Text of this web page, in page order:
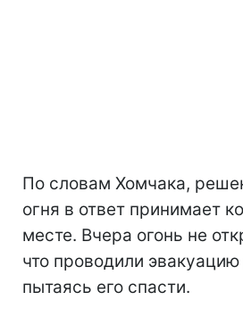
По словам Хомчака,
огня в ответ принимает
месте. Вчера огонь не
что проводили эвакуацию
пытаясь его спасти.